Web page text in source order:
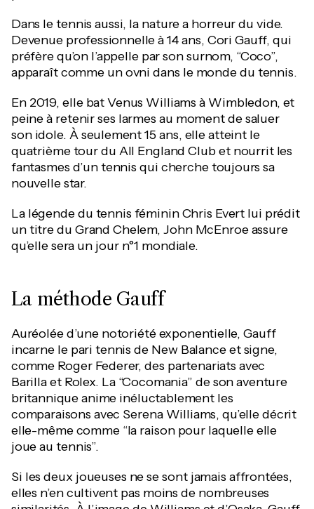
Dans le tennis aussi, la nature a horreur du vide.
Devenue professionnelle à 14 ans, Cori Gauff, qui
préfère qu’on l’appelle par son surnom, “Coco”,
apparaît comme un ovni dans le monde du tennis.
En 2019, elle bat Venus Williams à Wimbledon, et
peine à retenir ses larmes au moment de saluer
son idole. À seulement 15 ans, elle atteint le
quatrième tour du All England Club et nourrit les
fantasmes d’un tennis qui cherche toujours sa
nouvelle star.
La légende du tennis féminin Chris Evert lui prédit
un titre du Grand Chelem, John McEnroe assure
qu’elle sera un jour n°1 mondiale.
La méthode Gauff
Auréolée d’une notoriété exponentielle, Gauff
incarne le pari tennis de New Balance et signe,
comme Roger Federer, des partenariats avec
Barilla et Rolex. La “Cocomania” de son aventure
britannique anime inéluctablement les
comparaisons avec Serena Williams, qu’elle décrit
elle-même comme “la raison pour laquelle elle
joue au tennis”.
Si les deux joueuses ne se sont jamais affrontées,
elles n’en cultivent pas moins de nombreuses